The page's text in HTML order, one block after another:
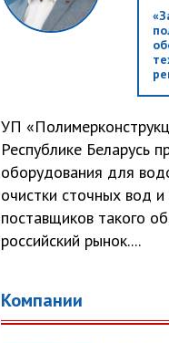
УП
Республике Беларусь
оборудования для
очистки сточных вод
поставщиков такого
российский рынок....
Компании